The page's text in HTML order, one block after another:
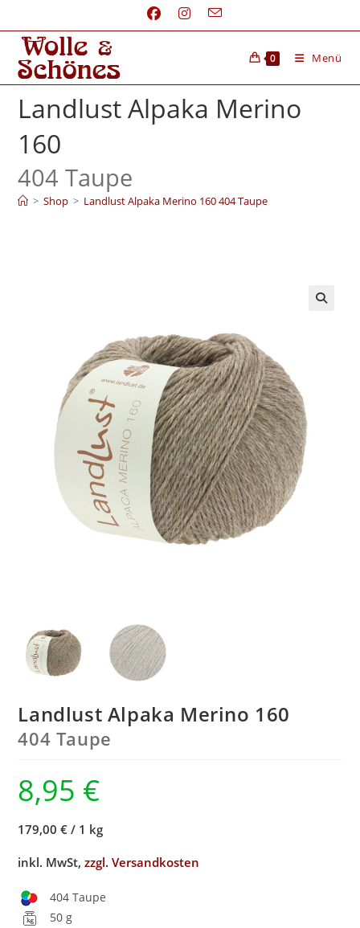
0 Menü
Landlust Alpaka Merino
160
404 Taupe
> Shop > Landlust Alpaka Merino 160 404 Taupe
Landlust Alpaka Merino 160
404 Taupe
8,95 €
179,00 € / 1 kg
inkl. MwSt,zzgl. Versandkosten
404 Taupe
50 g